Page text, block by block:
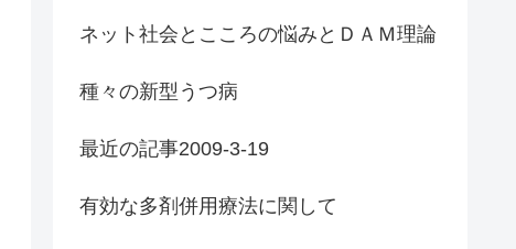
ネット社会とこころの悩みとＤＡＭ理論
種々の新型うつ病
最近の記事2009-3-19
有効な多剤併用療法に関して